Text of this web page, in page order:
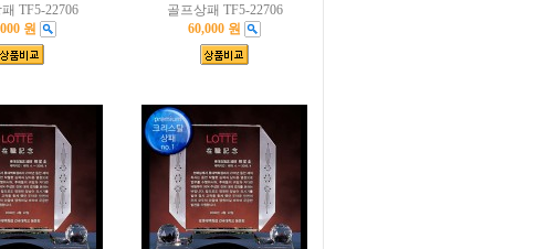
TF5-22706
원
골프상패 TF5-22706
60,000 원